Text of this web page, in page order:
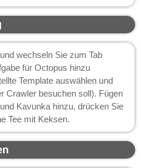
wechseln Sie zum Tab
für Octopus hinzu
Template auswählen und
Crawler besuchen soll). Fügen
Kavunka hinzu, drücken Sie
Tee mit Keksen.